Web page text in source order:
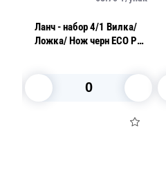
Ланч - набор 4/1 Вилка/
Ложка/ Нож черн ECO PP/